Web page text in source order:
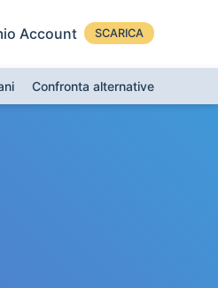
Account SCARICA
Confronta alternative